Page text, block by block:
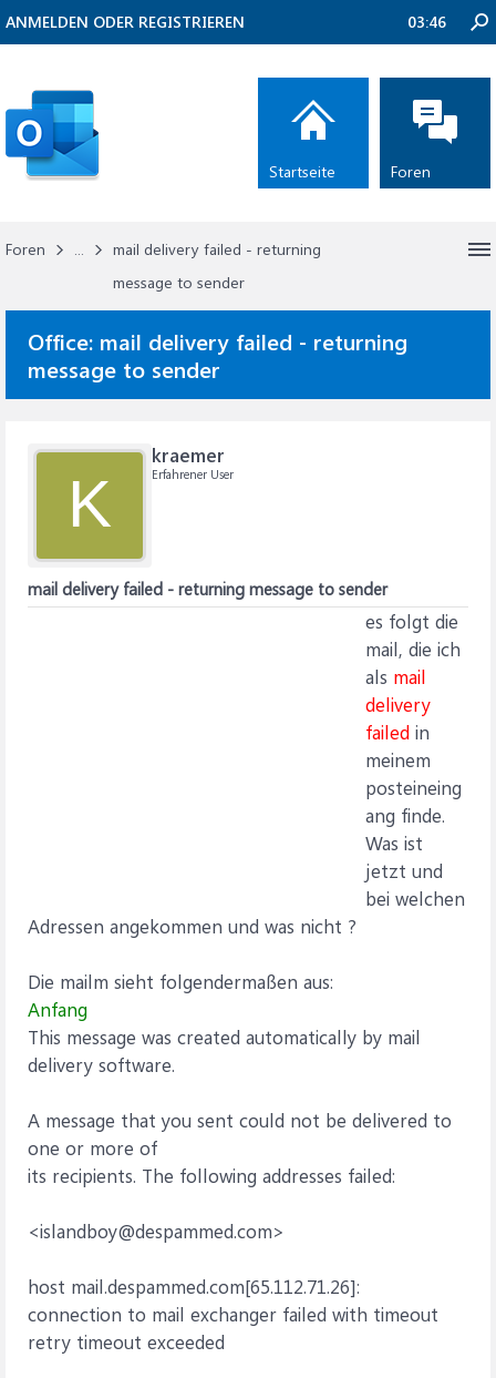
Foren ...
mail delivery failed - returning
message to sender
Office: mail delivery failed - returning
message to sender
K
kraemer
Erfahrener User
mail delivery failed - returning message to sender
es folgt die
mail, die ich
als mail
delivery
failed in
meinem
posteineing
ang finde.
Was ist
jetzt und
bei welchen
Adressen angekommen und was nicht ?
Die mailm sieht folgendermaßen aus:
Anfang
This message was created automatically by mail
delivery software.
A message that you sent could not be delivered to
one or more of
its recipients. The following addresses failed:
<islandboy@despammed.com>
host mail.despammed.com[65.112.71.26]:
connection to mail exchanger failed with timeout
retry timeout exceeded
ANMELDEN ODER REGISTRIEREN 03:46
Startseite Foren